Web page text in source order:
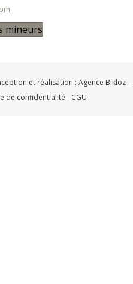
mineurs
et réalisation : Agence Bikloz-
de confidentialité - CGU